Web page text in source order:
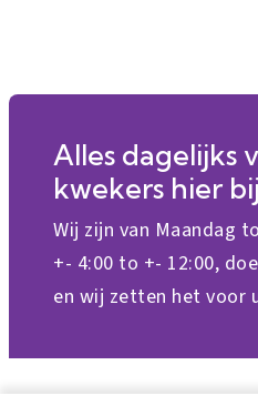
Alles dagelijks
kwekers hier
Wij zijn van Maandag
+- 4:00 to +- 12:00,
en wij zetten het voor